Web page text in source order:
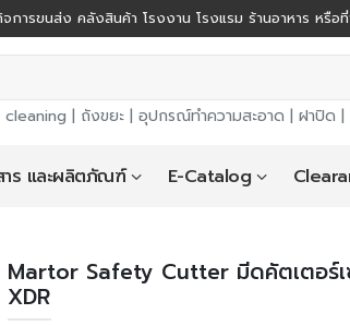
รขนส่ง คลังสินค้า โรงงาน โรงแรม ร้านอาหาร หรือ
cleaning | ถังขยะ| อุปกรณ์ทำความสะอาด | ฝาปิด |
าร และผลิตภัณฑ์ E-Catalog
Martor Safety Cutter มีดคัตเตอร์เ
XDR